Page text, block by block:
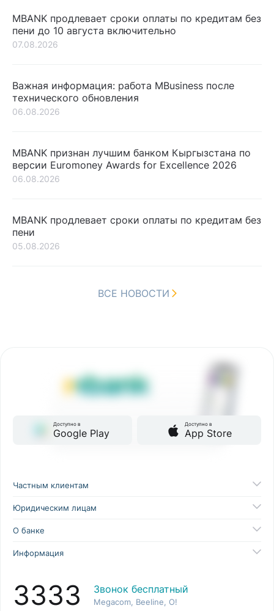
MBANK продлевает сроки оплаты по кредитам без
пени до 10 августа включительно
07.08.2026
Важная информация: работа MBusiness после
технического обновления
06.08.2026
MBANK признан лучшим банком Кыргызстана по
версии Euromoney Awards for Excellence 2026
06.08.2026
MBANK продлевает сроки оплаты по кредитам без
пени
05.08.2026
ВСЕ НОВОСТИ
Доступно в
Google Play
Доступно в
App Store
Частным клиентам
Юридическим лицам
О банке
Информация
3333 Звонок бесплатный
Megacom, Beeline, O!